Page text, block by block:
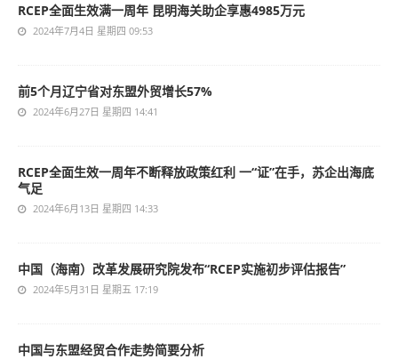
RCEP全面生效满一周年 昆明海关助企享惠4985万元
2024年7月4日 星期四 09:53
前5个月辽宁省对东盟外贸增长57%
2024年6月27日 星期四 14:41
RCEP全面生效一周年不断释放政策红利 一“证”在手，苏企出海底
气足
2024年6月13日 星期四 14:33
中国（海南）改革发展研究院发布“RCEP实施初步评估报告”
2024年5月31日 星期五 17:19
中国与东盟经贸合作走势简要分析